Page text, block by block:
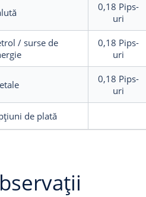
0,18 Pips-
uri
/ surse de
0,18 Pips-
uri
0,18 Pips-
uri
de plată